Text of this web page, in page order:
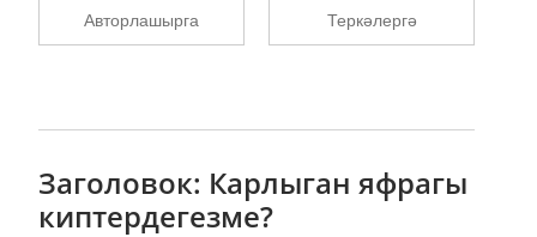
Авторлашырга Теркәлергә
Заголовок: Карлыган яфрагы
киптердегезме?